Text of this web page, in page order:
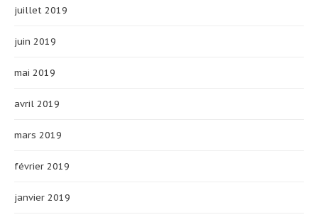
juillet 2019
juin 2019
mai 2019
avril 2019
mars 2019
février 2019
janvier 2019